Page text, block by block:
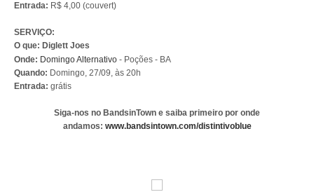
Entrada: R$ 4,00 (couvert)
SERVIÇO:
O que: Diglett Joes
Onde: Domingo Alternativo - Poções - BA
Quando: Domingo, 27/09, às 20h
Entrada: grátis
Siga-nos no BandsinTown e saiba primeiro por onde
andamos: www.bandsintown.com/distintivoblue